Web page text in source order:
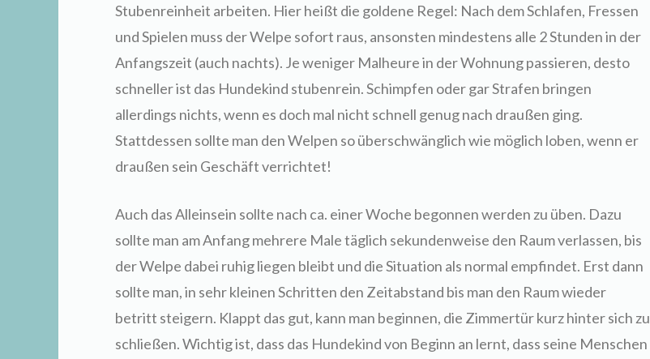
Stubenreinheit arbeiten. Hier heißt die goldene Regel: Nach dem Schlafen, Fressen
und Spielen muss der Welpe sofort raus, ansonsten mindestens alle 2 Stunden in der
Anfangszeit (auch nachts). Je weniger Malheure in der Wohnung passieren, desto
schneller ist das Hundekind stubenrein. Schimpfen oder gar Strafen bringen
allerdings nichts, wenn es doch mal nicht schnell genug nach draußen ging.
Stattdessen sollte man den Welpen so überschwänglich wie möglich loben, wenn er
draußen sein Geschäft verrichtet!
Auch das Alleinsein sollte nach ca. einer Woche begonnen werden zu üben. Dazu
sollte man am Anfang mehrere Male täglich sekundenweise den Raum verlassen, bis
der Welpe dabei ruhig liegen bleibt und die Situation als normal empfindet. Erst dann
sollte man, in sehr kleinen Schritten den Zeitabstand bis man den Raum wieder
betritt steigern. Klappt das gut, kann man beginnen, die Zimmertür kurz hinter sich zu
schließen. Wichtig ist, dass das Hundekind von Beginn an lernt, dass seine Menschen